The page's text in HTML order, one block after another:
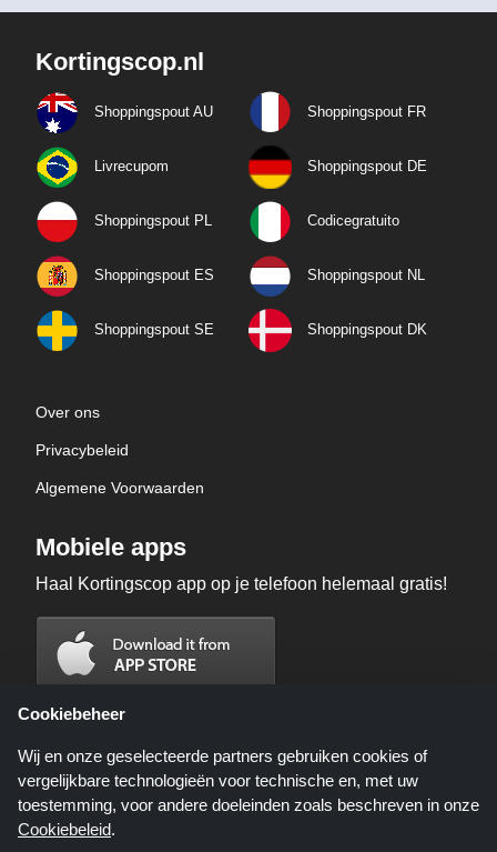
Kortingscop.nl
Shoppingspout AU Shoppingspout FR
Livrecupom Shoppingspout DE
Shoppingspout PL Codicegratuito
Shoppingspout ES Shoppingspout NL
Shoppingspout SE Shoppingspout DK
Over ons
Privacybeleid
Algemene Voorwaarden
Mobiele apps
Haal Kortingscop app op je telefoon helemaal gratis!
Cookiebeheer
Wij en onze geselecteerde partners gebruiken cookies of
vergelijkbare technologieën voor technische en, met uw
toestemming, voor andere doeleinden zoals beschreven in onze
Cookiebeleid.